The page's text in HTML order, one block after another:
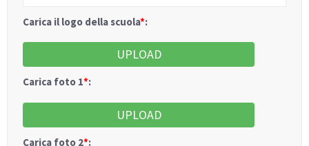
Carica il logo della scuola*:
UPLOAD
Carica foto 1*:
UPLOAD
Carica foto 2*: